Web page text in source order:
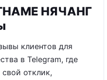
НЯЧАНГ
клиентов для
в Telegram, где
отклик,